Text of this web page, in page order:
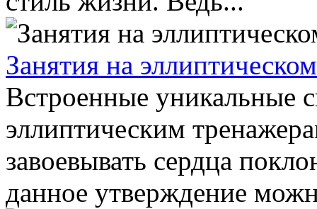
Занятия на
Встроенные уникальные
эллиптическим
завоевывать сердца
данное утверждение